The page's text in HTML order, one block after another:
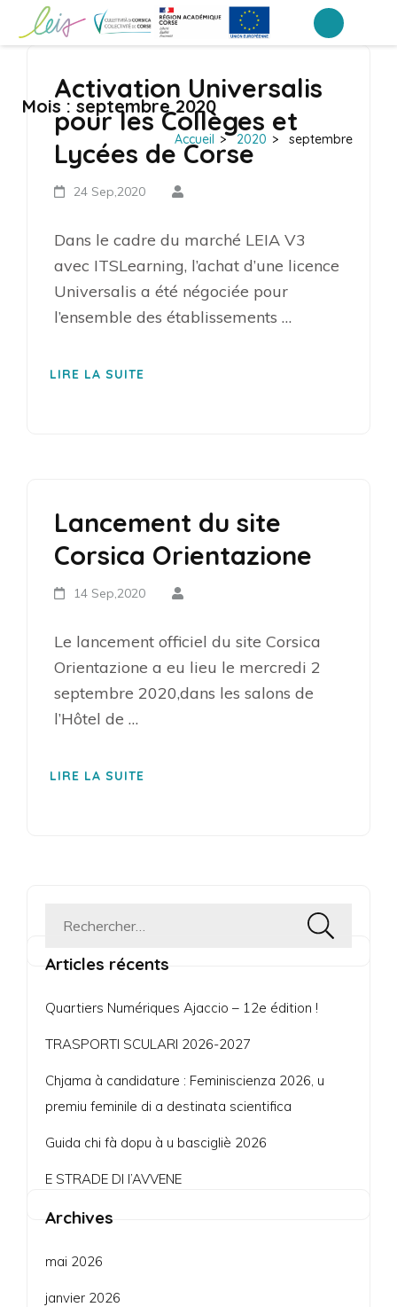
(Pressez
Entrée)
Mois : septembre 2020
Accueil > 2020 > septembre
Activation Universalis
pour les Collèges et
Lycées de Corse
24 Sep,2020
Dans le cadre du marché LEIA V3
avec ITSLearning, l’achat d’une licence
Universalis a été négociée pour
l’ensemble des établissements …
LIRE LA SUITE
Lancement du site
Corsica Orientazione
14 Sep,2020
Le lancement officiel du site Corsica
Orientazione a eu lieu le mercredi 2
septembre 2020,dans les salons de
l’Hôtel de …
LIRE LA SUITE
Rechercher :
Articles récents
Quartiers Numériques Ajaccio – 12e édition !
TRASPORTI SCULARI 2026-2027
Chjama à candidature : Feminiscienza 2026, u
premiu feminile di a destinata scientifica
Guida chi fà dopu à u bascigliè 2026
E STRADE DI l’AVVENE
Archives
mai 2026
janvier 2026